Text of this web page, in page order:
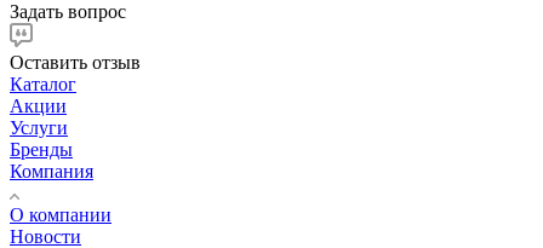
Задать вопрос
Оставить отзыв
Каталог
Акции
Услуги
Бренды
Компания
О компании
Новости